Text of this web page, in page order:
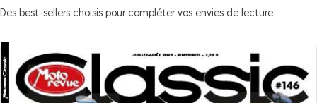
Des best-sellers choisis pour compléter vos envies de lecture